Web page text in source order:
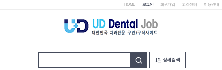
HOME 로그인 회원가입 고객센터 이용안내
상세검색